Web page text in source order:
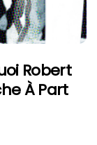
Robert
À Part